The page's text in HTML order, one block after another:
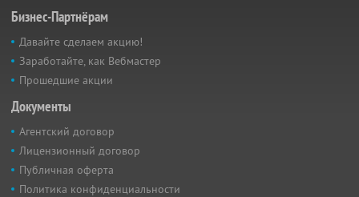
Бизнес-Партнёрам
Давайте сделаем акцию!
Заработайте, как Вебмастер
Прошедшие акции
Документы
Агентский договор
Лицензионный договор
Публичная оферта
Политика конфиденциальности